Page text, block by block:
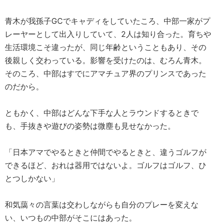
青木が我孫子GCでキャディをしていたころ、中部一家がプ
レーヤーとして出入りしていて、2人は知り合った。育ちや
生活環境こそ違ったが、同じ年齢ということもあり、その
後親しく交わっている。影響を受けたのは、むろん青木。
そのころ、中部はすでにアマチュア界のプリンスであった
のだから。
ともかく、中部はどんな下手な人とラウンドするときで
も、手抜きや遊びの姿勢は微塵も見せなかった。
「日本アマでやるときと仲間でやるときと、違うゴルフが
できるほど、おれは器用ではないよ。ゴルフはゴルフ、ひ
とつしかない」
和気藹々の言葉は交わしながらも自分のプレーを変えな
い、いつもの中部がそこにはあった。